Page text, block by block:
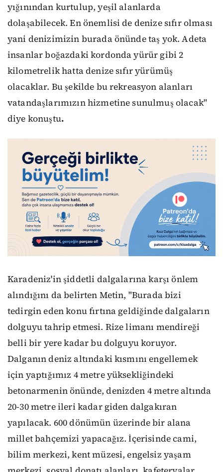
yığınından kurtulup, yeşil alanlarda
dolaşabilecek. En önemlisi de denize sıfır olması
yani denizimizin burada önünde taş yok. Adeta
insanlar boğazdaki kordonda yürür gibi 2
kilometrelik hatta denize sıfır yürümüş
olacaklar. Bu şekilde bu rekreasyon alanları
vatandaşlarımızın hizmetine sunulmuş olacak"
diye konuştu.
Karadeniz'in şiddetli dalgalarına karşı önlem
alındığını da belirten Metin, "Burada bizi
tedirgin eden konu fırtına geldiğinde dalgaların
dolguyu tahrip etmesi. Rize limanı mendireği
belli bir yere kadar bu dolguyu koruyor.
Dalganın deniz altındaki kısmını engellemek
için yaptığımız 4 metre yüksekliğindeki
betonarmenin önünde, denizden 4 metre altında
20-30 metre ileri kadar giden dalgakıran
yapılacak. 600 dönümün üzerinde bir alana
millet bahçemizi yapacağız. İçerisinde cami,
bilim merkezi, kent müzesi, engelsiz yaşam